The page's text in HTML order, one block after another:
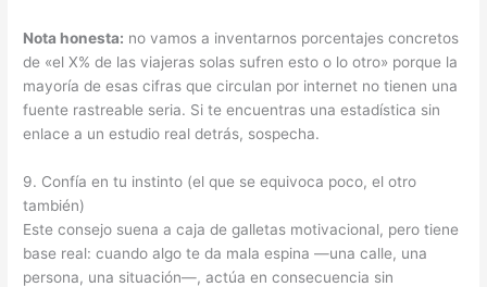
Nota honesta: no vamos a inventarnos porcentajes concretos
de «el X% de las viajeras solas sufren esto o lo otro» porque la
mayoría de esas cifras que circulan por internet no tienen una
fuente rastreable seria. Si te encuentras una estadística sin
enlace a un estudio real detrás, sospecha.
9. Confía en tu instinto (el que se equivoca poco, el otro
también)
Este consejo suena a caja de galletas motivacional, pero tiene
base real: cuando algo te da mala espina —una calle, una
persona, una situación—, actúa en consecuencia sin